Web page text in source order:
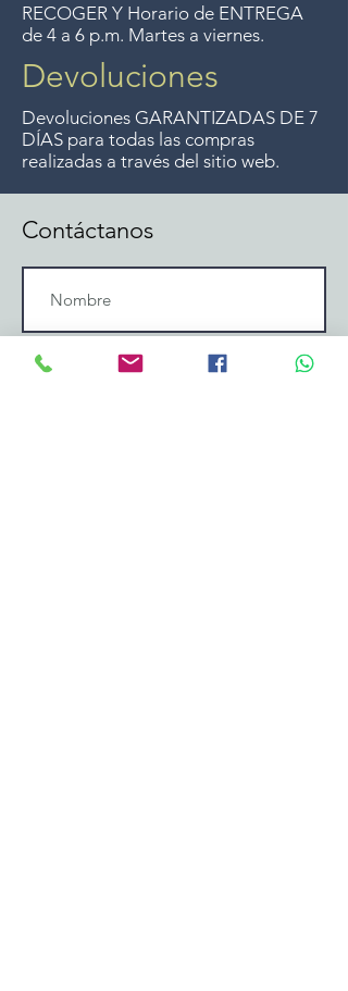
RECOGER Y Horario de ENTREGA
de 4 a 6 p.m. Martes a viernes.
Devoluciones
Devoluciones GARANTIZADAS DE 7
DÍAS para todas las compras
realizadas a través del sitio web.
Contáctanos